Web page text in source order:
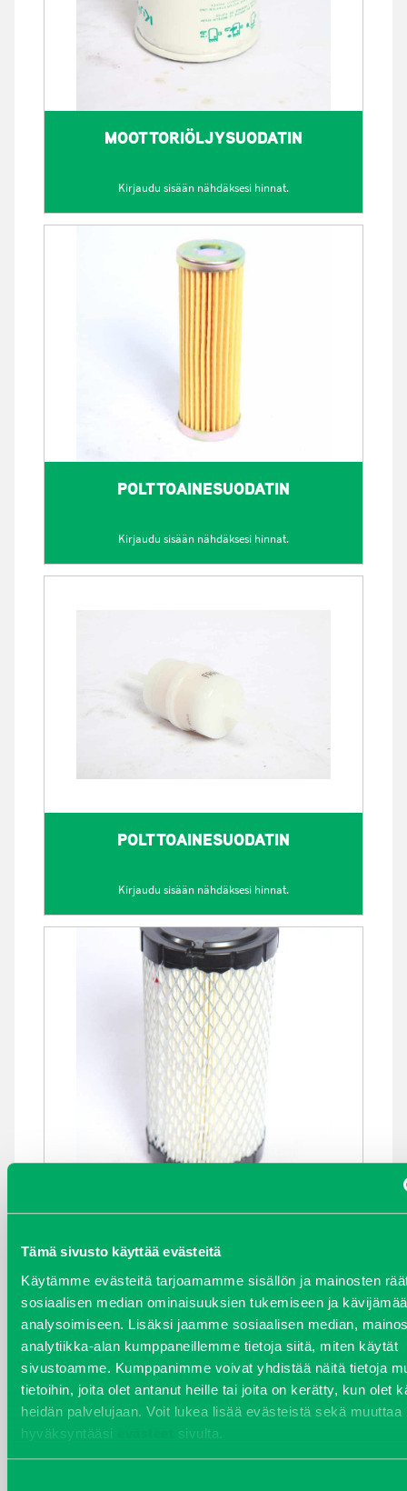
Tämä sivusto käyttää evästeitä
Käytämme evästeitä tarjoamamme sisällön ja mainosten
sosiaalisen median ominaisuuksien tukemiseen ja
analysoimiseen. Lisäksi jaamme sosiaalisen median,
analytiikka-alan kumppaneillemme tietoja siitä, miten käytät
sivustoamme. Kumppanimme voivat yhdistää näitä tietoja
tietoihin, joita olet antanut heille tai joita on kerätty, kun olet
heidän palvelujaan. Voit lukea lisää evästeistä sekä muuttaa
hyväksyntääsi
sivulta.
MOOTTORIÖLJYSUODATIN
Kirjaudu sisään nähdäksesi hinnat.
POLTTOAINESUODATIN
Kirjaudu sisään nähdäksesi hinnat.
POLTTOAINESUODATIN
Kirjaudu sisään nähdäksesi hinnat.